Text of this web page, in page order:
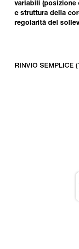
variabili (posizione
e struttura della
regolarità del
RINVIO SEMPLICE